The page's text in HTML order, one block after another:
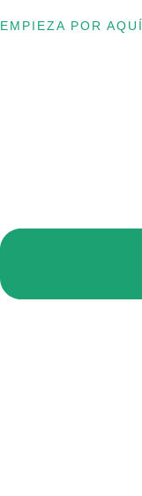
EMPIEZA POR AQUÍ